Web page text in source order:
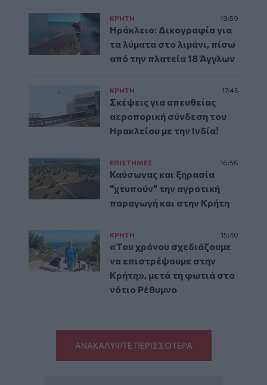
ΚΡΗΤΗ 19:59
Ηράκλειο: Δικογραφία για
τα λύματα στο λιμάνι, πίσω
από την πλατεία 18 Άγγλων
ΚΡΗΤΗ 17:45
Σκέψεις για απευθείας
αεροπορική σύνδεση του
Ηρακλείου με την Ινδία!
ΕΠΙΣΤΗΜΕΣ 16:56
Καύσωνας και ξηρασία
"χτυπούν" την αγροτική
παραγωγή και στην Κρήτη
ΚΡΗΤΗ 15:40
«Του χρόνου σχεδιάζουμε
να επιστρέψουμε στην
Κρήτη», μετά τη φωτιά στο
νότιο Ρέθυμνο
ΑΝΑΚΑΛΥΨΤΕ ΠΕΡΙΣΣΟΤΕΡΑ